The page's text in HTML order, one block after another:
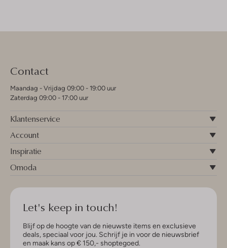
Contact
Maandag - Vrijdag 09:00 - 19:00 uur
Zaterdag 09:00 - 17:00 uur
Klantenservice
Account
Inspiratie
Omoda
Let's keep in touch!
Blijf op de hoogte van de nieuwste items en exclusieve
deals, speciaal voor jou. Schrijf je in voor de nieuwsbrief
en maak kans op € 150,- shoptegoed.